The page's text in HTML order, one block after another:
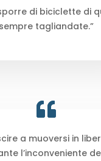
di biciclette di
sempre tagliandate.”
a muoversi in
l’inconveniente